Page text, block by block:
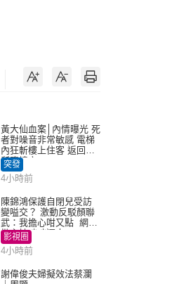
黃大仙血案│內情曝光 死
者對噪音非常敏感 電梯
內狂斬樓上住客 返回住
所墮樓亡
突發
4小時前
陳錦鴻保護自閉兒受訪
變嗌交？ 激動反駁顏聯
武：我擔心咁又點 網民
批主持咄咄逼人
影視圈
4小時前
謝偉俊夫婦擬效法蔡瀾